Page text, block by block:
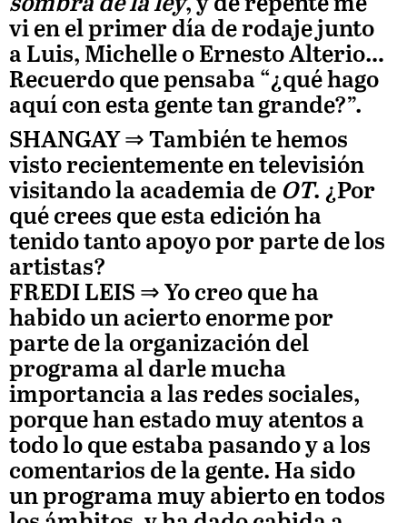
vi en el primer día de rodaje junto
a Luis, Michelle o Ernesto Alterio…
Recuerdo que pensaba “¿qué hago
aquí con esta gente tan grande?”.
SHANGAY ⇒ También te hemos
visto recientemente en televisión
visitando la academia de OT. ¿Por
qué crees que esta edición ha
tenido tanto apoyo por parte de los
artistas?
FREDI LEIS ⇒ Yo creo que ha
habido un acierto enorme por
parte de la organización del
programa al darle mucha
importancia a las redes sociales,
porque han estado muy atentos a
todo lo que estaba pasando y a los
comentarios de la gente. Ha sido
un programa muy abierto en todos